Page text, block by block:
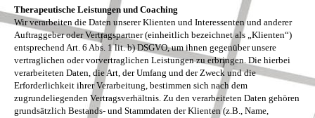
Therapeutische Leistungen und Coaching
Wir verarbeiten die Daten unserer Klienten und Interessenten und anderer
Auftraggeber oder Vertragspartner (einheitlich bezeichnet als „Klienten“)
entsprechend Art. 6 Abs. 1 lit. b) DSGVO, um ihnen gegenüber unsere
vertraglichen oder vorvertraglichen Leistungen zu erbringen. Die hierbei
verarbeiteten Daten, die Art, der Umfang und der Zweck und die
Erforderlichkeit ihrer Verarbeitung, bestimmen sich nach dem
zugrundeliegenden Vertragsverhältnis. Zu den verarbeiteten Daten gehören
grundsätzlich Bestands- und Stammdaten der Klienten (z.B., Name,